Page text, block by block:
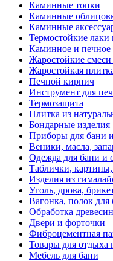
Каминные топки
Каминные
Каминные
Термостойкие лаки
Каминное и печное
Жаростойкие
Жаростойкая
Печной кирпич
Инструмент для
Термозащита
Плитка из
Бондарные изделия
Приборы для бани
Веники, масла,
Одежда для бани и
Таблички,
Изделия из
Уголь, дрова,
Вагонка, полок для
Обработка
Двери и форточки
Фиброцементная
Товары для отдыха
Мебель для бани